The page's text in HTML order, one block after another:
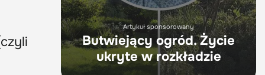
Artykuł sponsorowany
Butwiejący ogród. Życie
ukryte w rozkładzie